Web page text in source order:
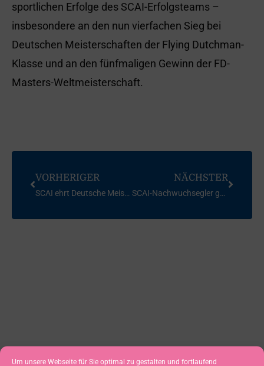
Um unsere Webseite für Sie optimal zu gestalten und fortlaufend
sportlichen Erfolge des SCAI-Erfolgsteams –
insbesondere an den nun vierfachen Sieg bei
Deutschen Meisterschaften der Flying Dutchman-
Klasse und an den fünfmaligen Gewinn der FD-
Masters-Weltmeisterschaft.
VORHERIGER
SCAI ehrt Deutsche Meister im FD
NÄCHSTER
SCAI-Nachwuchsegler geehrt